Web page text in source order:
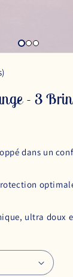
- 3
dans un
ultra doux